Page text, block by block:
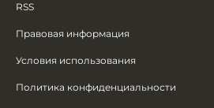
RSS
Правовая информация
Условия использования
Политика конфиденциальности